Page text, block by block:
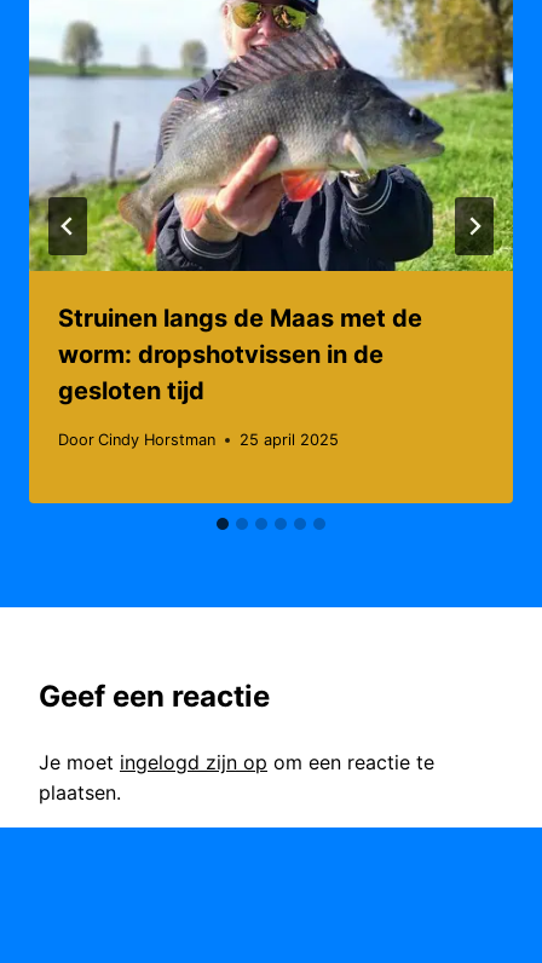
Struinen langs de Maas met de
worm: dropshotvissen in de
gesloten tijd
Door Cindy Horstman 25 april 2025
Geef een reactie
Je moet ingelogd zijn op om een reactie te
plaatsen.